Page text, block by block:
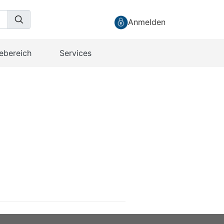
Anmelden
Services